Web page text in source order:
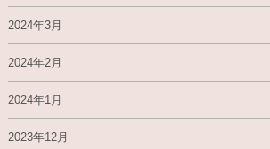
2024年3月
2024年2月
2024年1月
2023年12月